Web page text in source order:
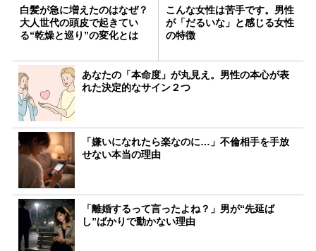
白髪が急に増えたのはなぜ？
大人世代の頭皮で起きてい
る“乾燥と巡り”の変化とは
こんな女性は苦手です。男性
が「だるいな」と感じる女性
の特徴
あなたの「本命度」が丸見え。男性の本心が表
れた決定的なサイン２つ
「嫌いになれたら楽なのに…」不倫相手を手放
せない本当の理由
「離婚するって言ったよね？」男が“先延ば
し”ばかりで動かない理由